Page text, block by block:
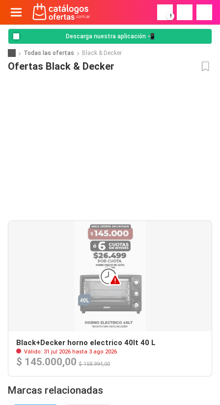
!
Descarga nuestra aplicación 📲
Todas las ofertas Black & Decker
Ofertas Black & Decker
Black+Decker horno electrico 40lt 40 L
Válido: 31 jul 2026 hasta 3 ago 2026
$ 145.000,00 $ 158.994,00
Marcas relacionadas